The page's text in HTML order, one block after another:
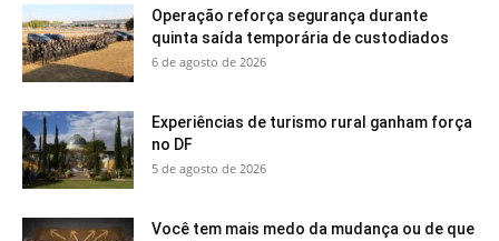
Operação reforça segurança durante
quinta saída temporária de custodiados
6 de agosto de 2026
Experiências de turismo rural ganham força
no DF
5 de agosto de 2026
Você tem mais medo da mudança ou de que